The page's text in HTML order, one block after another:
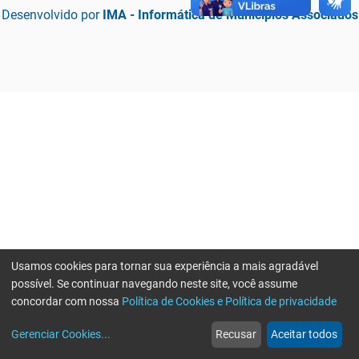
Desenvolvido por IMA - Informática de Municípios Associados
web
Notícias
more_horiz
Mais
Usamos cookies para tornar sua experiência a mais agradável
possível. Se continuar navegando neste site, você assume
concordar com nossa Política de Cookies e Política de privacidade
Gerenciar Cookies... Recusar Aceitar todos
Erro ao enviar informações, por favor tente novamente